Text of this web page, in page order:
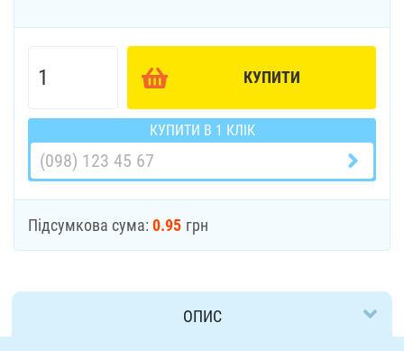
КУПИТИ
КУПИТИ В 1 КЛІК
Підсумкова сума: 0.95 грн
ОПИС